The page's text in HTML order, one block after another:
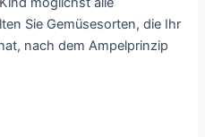
Sie Gemüsesorten, die Ihr
nach dem Ampelprinzip